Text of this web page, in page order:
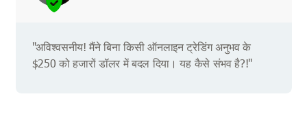
"अविश्वसनीय! मैंने बिना किसी ऑनलाइन ट्रेडिंग अनुभव के
$250 को हजारों डॉलर में बदल दिया। यह कैसे संभव है?!"